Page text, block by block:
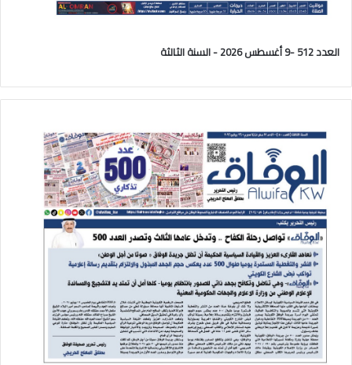
العدد 512 -9 أغسطس 2026 - السنة الثالثة